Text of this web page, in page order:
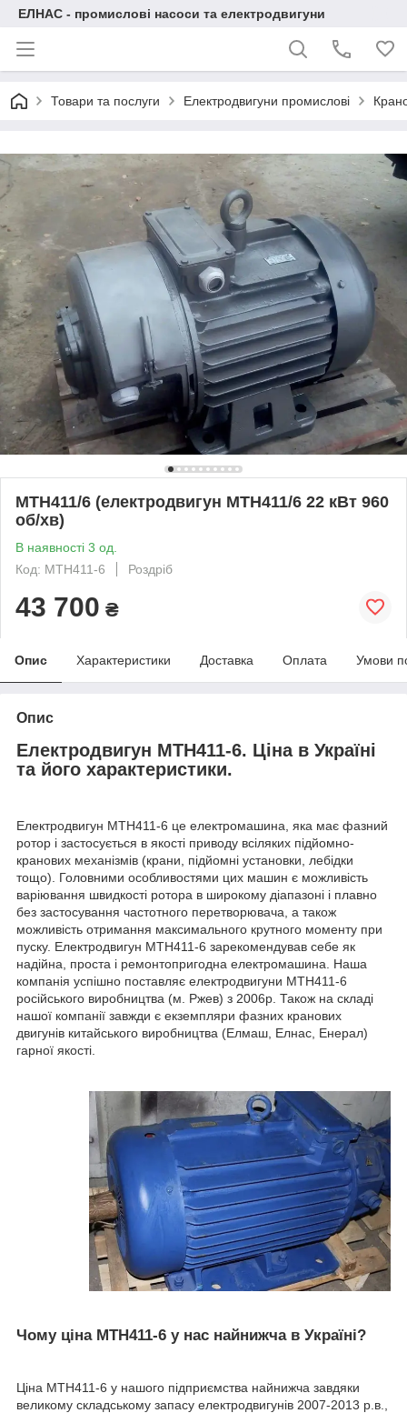
ЕЛНАС - промислові насоси та електродвигуни
Товари та послуги Електродвигуни промислові
МТН411/6 (електродвигун МТН411/6 22 кВт 960
об/хв)
В наявності 3 од.
Код: MTH411-6
Роздріб
43 700 ₴
Опис Характеристики Доставка Оплата Умови
Опис
Електродвигун МТН411-6. Ціна в Україні
та його характеристики.
Електродвигун МТН411-6 це електромашина, яка має фазний
ротор і застосується в якості приводу всіляких підйомно-
кранових механізмів (крани, підйомні установки, лебідки
тощо). Головними особливостями цих машин є можливість
варіювання швидкості ротора в широкому діапазоні і плавно
без застосування частотного перетворювача, а також
можливість отримання максимального крутного моменту при
пуску. Електродвигун МТН411-6 зарекомендував себе як
надійна, проста і ремонтопригодна електромашина. Наша
компанія успішно поставляє електродвигуни МТН411-6
російського виробництва (м. Ржев) з 2006р. Також на складі
нашої компанії завжди є екземпляри фазних кранових
двигунів китайського виробництва (Елмаш, Елнас, Енерал)
гарної якості.
Чому ціна МТН411-6 у нас найнижча в Україні?
Ціна МТН411-6 у нашого підприємства найнижча завдяки
великому складському запасу електродвигунів 2007-2013 р.в.,